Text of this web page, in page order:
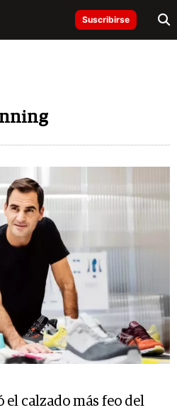
Suscribirse
el calzado más feo del